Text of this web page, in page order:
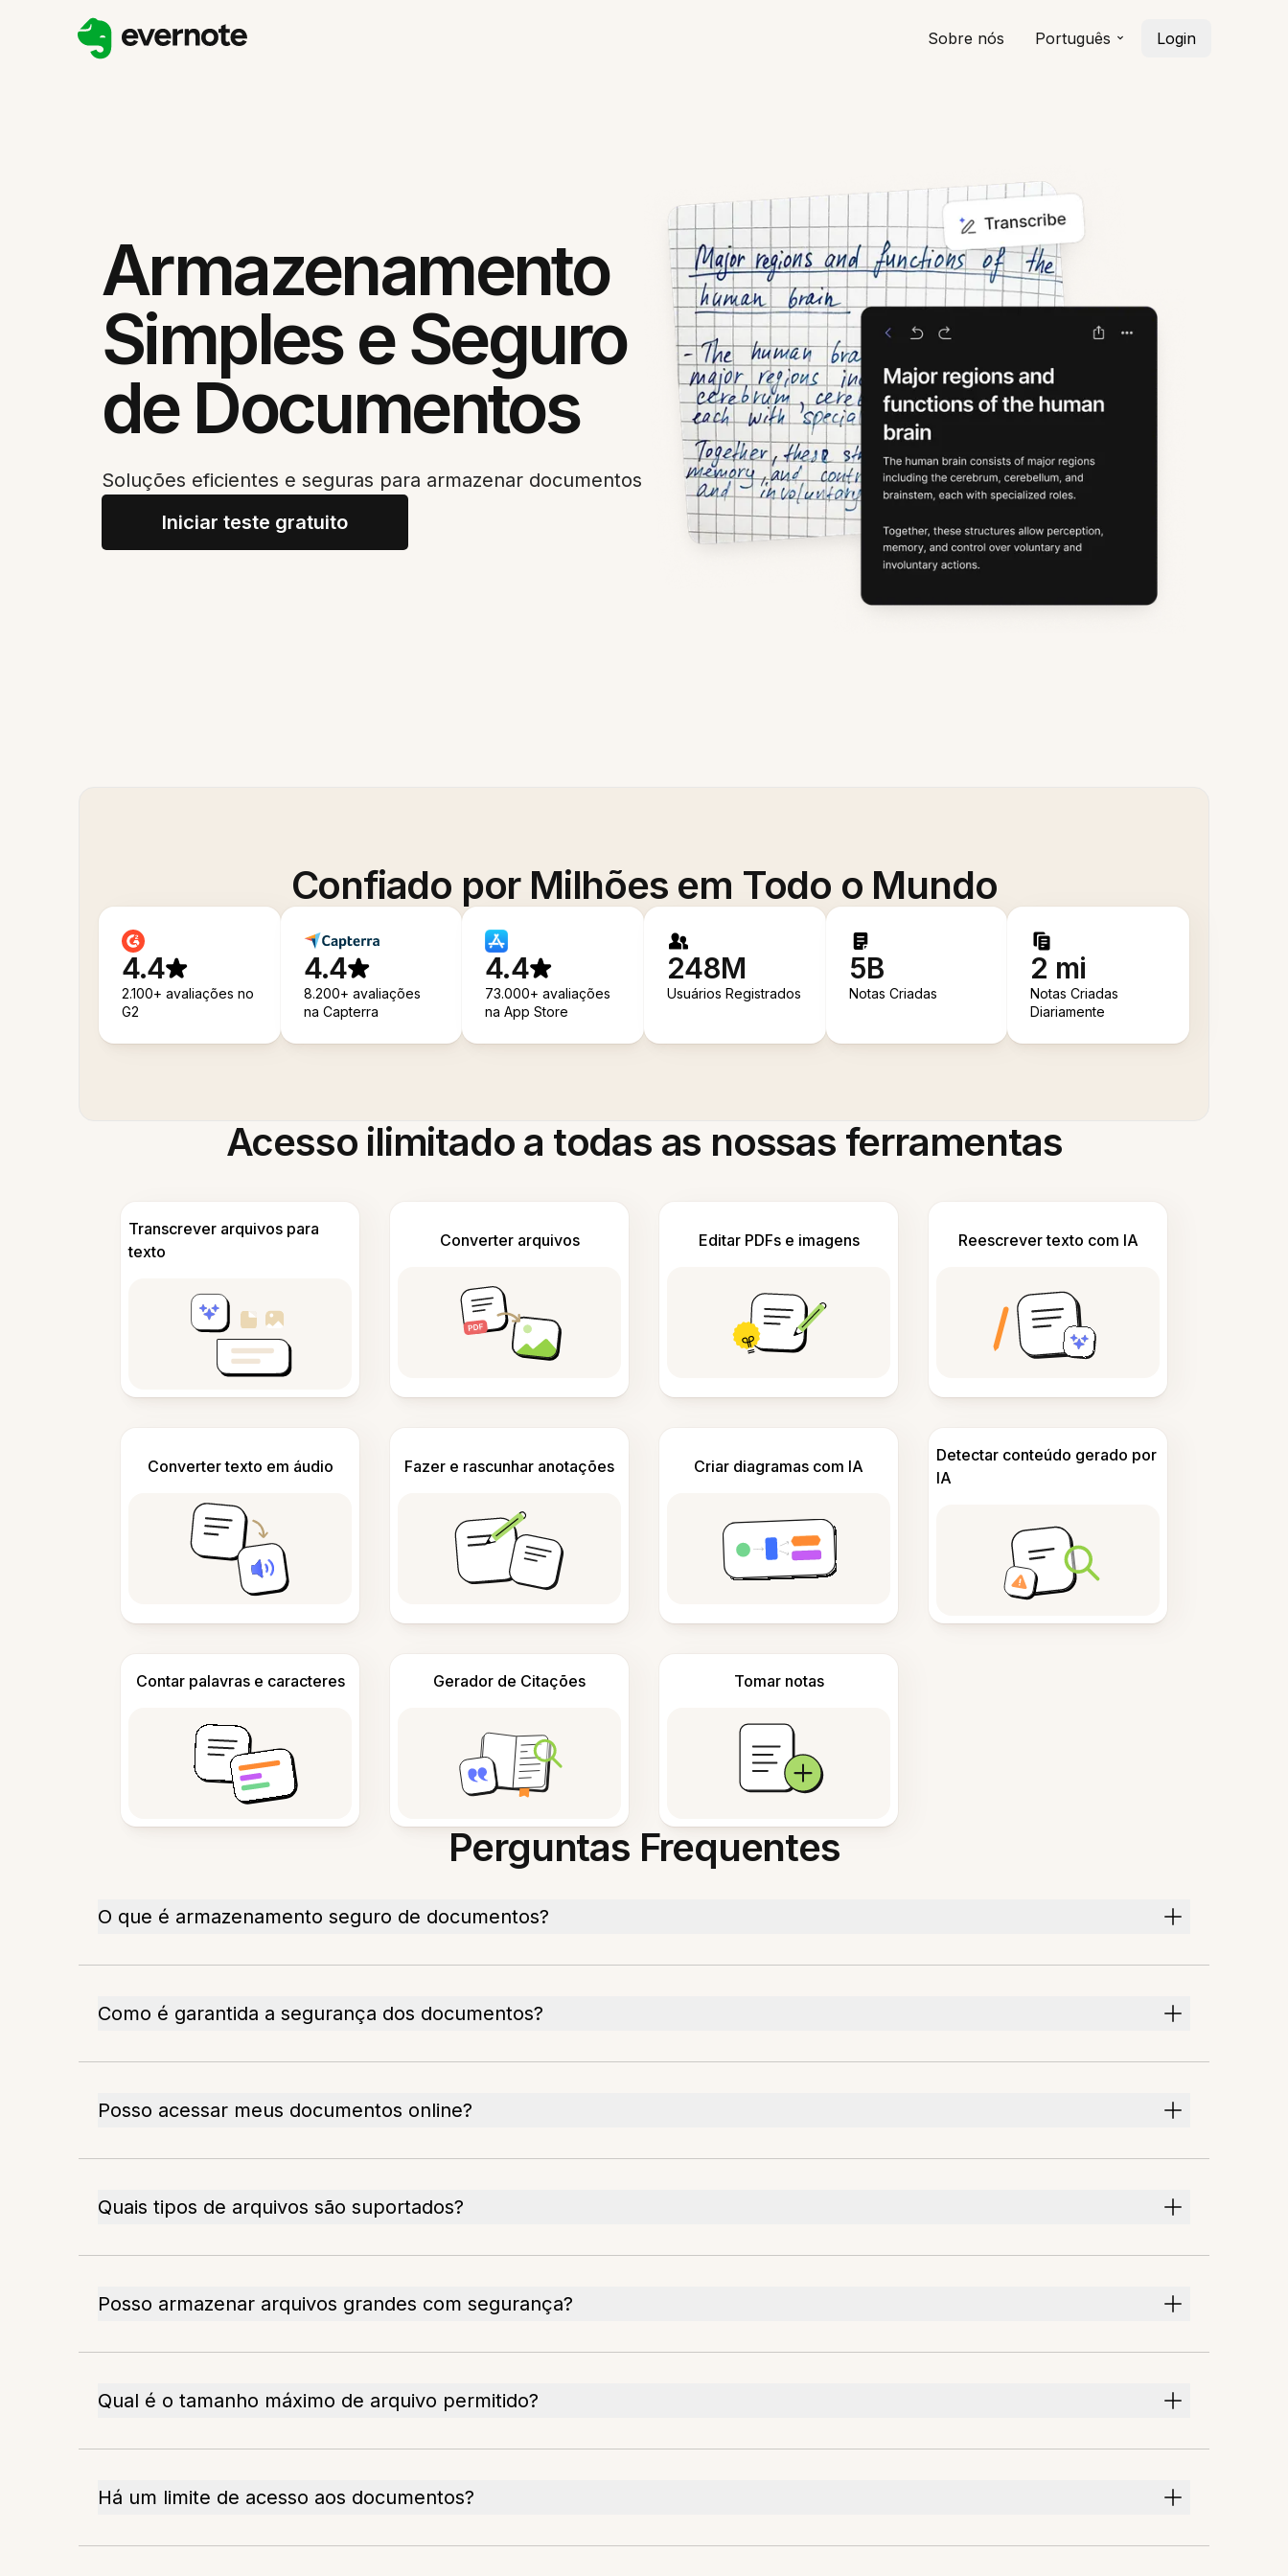
Sobre nós Português Login
Armazenamento
Simples e Seguro
de Documentos
Soluções eficientes e seguras para armazenar documentos
Iniciar teste gratuito
Confiado por Milhões em Todo o Mundo
4.4
2.100+ avaliações no
G2
4.4
8.200+ avaliações
na Capterra
4.4
73.000+ avaliações
na App Store
248M
Usuários Registrados
5B
Notas Criadas
2 mi
Notas Criadas
Diariamente
Acesso ilimitado a todas as nossas ferramentas
Transcrever arquivos para
texto
Converter arquivos Editar PDFs e imagens Reescrever texto com IA
Converter texto em áudio Fazer e rascunhar anotações Criar diagramas com IA
Detectar conteúdo gerado por
IA
Contar palavras e caracteres Gerador de Citações Tomar notas
Perguntas Frequentes
O que é armazenamento seguro de documentos?
Como é garantida a segurança dos documentos?
Posso acessar meus documentos online?
Quais tipos de arquivos são suportados?
Posso armazenar arquivos grandes com segurança?
Qual é o tamanho máximo de arquivo permitido?
Há um limite de acesso aos documentos?